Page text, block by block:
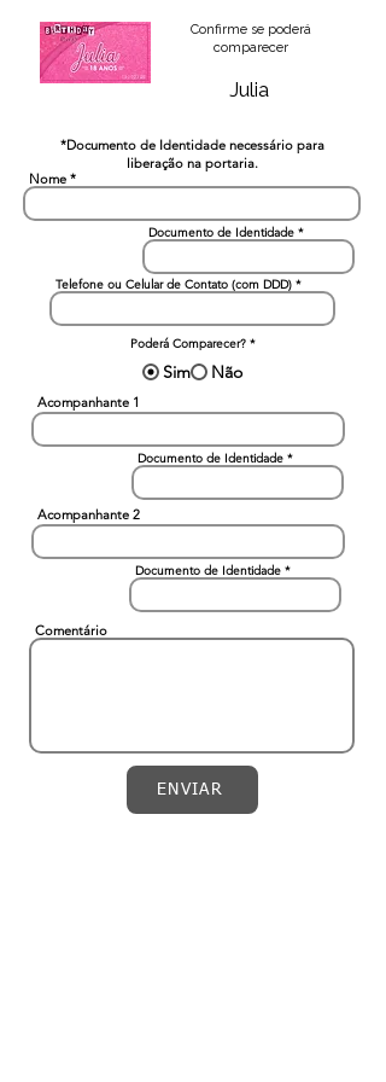
Confirme se poderá
comparecer
Julia
*Documento de Identidade necessário para
liberação na portaria.
Nome
Documento de Identidade
Telefone ou Celular de Contato (com DDD)
Poderá Comparecer? *
Sim Não
Acompanhante 1
Documento de Identidade
Acompanhante 2
Documento de Identidade
Comentário
ENVIAR